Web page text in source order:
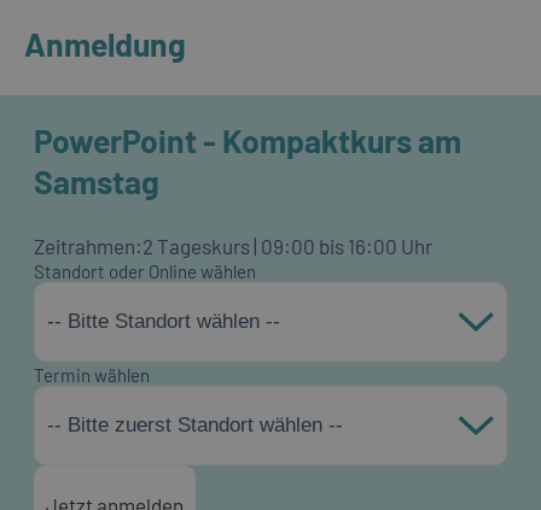
Anmeldung
PowerPoint - Kompaktkurs am
Samstag
Zeitrahmen:2 Tageskurs | 09:00 bis 16:00 Uhr
Standort oder Online wählen
-- Bitte Standort wählen --
Termin wählen
-- Bitte zuerst Standort wählen --
Jetzt anmelden